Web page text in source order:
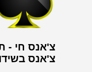
צ'אנס חי -
צ'אנס